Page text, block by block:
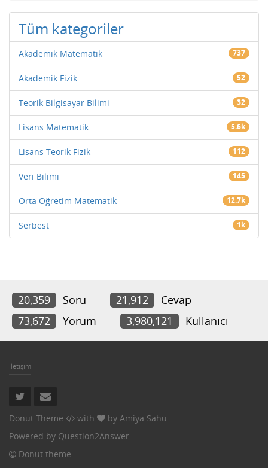
Tüm kategoriler
Akademik Matematik 737
Akademik Fizik 52
Teorik Bilgisayar Bilimi 32
Lisans Matematik 5.6k
Lisans Teorik Fizik 112
Veri Bilimi 145
Orta Öğretim Matematik 12.7k
Serbest 1k
20,359 Soru 21,912
Cevap
73,672
Yorum 3,980,121 Kullanıcı
İletişim
Donut Theme with by Amiya Sahu
Powered by Question2Answer
Donut theme